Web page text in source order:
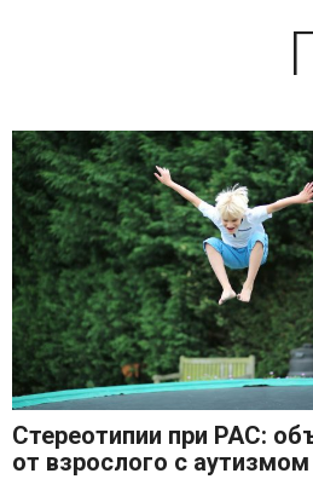
Стереотипии при РАС:
от взрослого с аутизмом